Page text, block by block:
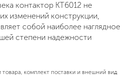
контактор КТ6012 не
изменений конструкции,
собой наиболее наглядное
степени надежности
товара, комплект поставки и внешний вид